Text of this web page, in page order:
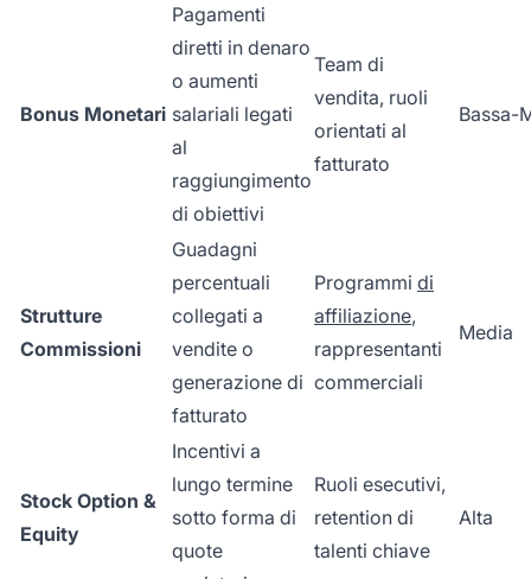
Bonus Monetari
Pagamenti
diretti in denaro
o aumenti
salariali legati
al
raggiungimento
di obiettivi
Team di
vendita, ruoli
orientati al
fatturato
Bassa-
Strutture
Commissioni
Guadagni
percentuali
collegati a
vendite o
generazione di
fatturato
Programmi di
affiliazione,
rappresentanti
commerciali
Media
Stock Option &
Equity
Incentivi a
lungo termine
sotto forma di
quote
Ruoli esecutivi,
retention di
talenti chiave
Alta